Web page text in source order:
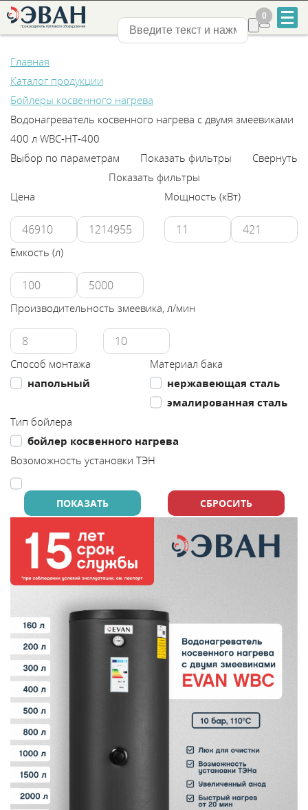
+7
2-
888-
555
Каталог
Сервис
Сотрудничество
Информация
В
т
Нижний Новгород
0
0
Главная
Каталог продукции
Бойлеры косвенного нагрева
Водонагреватель косвенного нагрева с двумя змеевиками
400 л WBС-HT-400
Выбор по параметрам
Показать фильтры
Свернуть
Показать фильтры
Цена
Мощность (кВт)
Емкость (л)
Производительность змеевика, л/мин
Способ монтажа
напольный
Материал бака
нержавеющая сталь
эмалированная сталь
Тип бойлера
бойлер косвенного нагрева
Возоможность установки ТЭН